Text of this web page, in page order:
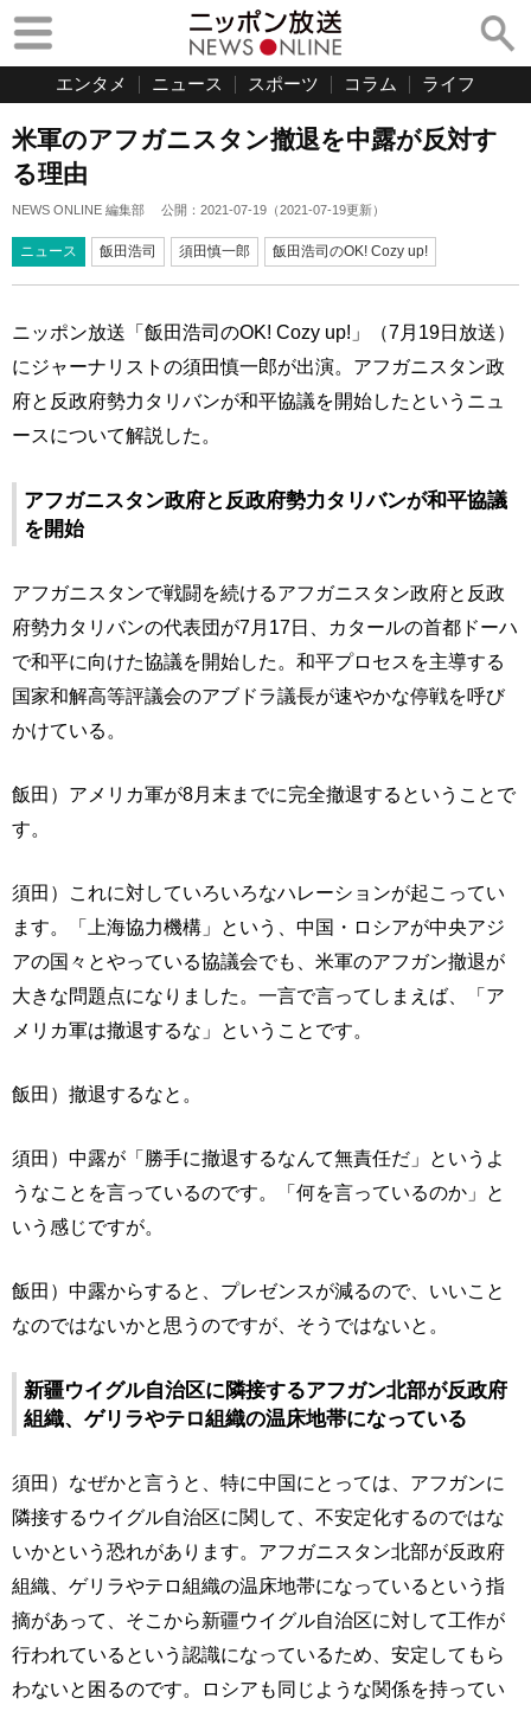
エンタメ ニュース スポーツ コラム ライフ
米軍のアフガニスタン撤退を中露が反対す
る理由
NEWS ONLINE 編集部 公開： 2021-07-19 （2021-07-19更新）
ニュース 飯田浩司 須田慎一郎 飯田浩司のOK! Cozy up!
ニッポン放送「飯田浩司のOK! Cozy up!」（7月19日放送）
にジャーナリストの須田慎一郎が出演。アフガニスタン政
府と反政府勢力タリバンが和平協議を開始したというニュ
ースについて解説した。
アフガニスタン政府と反政府勢力タリバンが和平協議
を開始
アフガニスタンで戦闘を続けるアフガニスタン政府と反政
府勢力タリバンの代表団が7月17日、カタールの首都ドーハ
で和平に向けた協議を開始した。和平プロセスを主導する
国家和解高等評議会のアブドラ議長が速やかな停戦を呼び
かけている。
飯田）アメリカ軍が8月末までに完全撤退するということで
す。
須田）これに対していろいろなハレーションが起こってい
ます。「上海協力機構」という、中国・ロシアが中央アジ
アの国々とやっている協議会でも、米軍のアフガン撤退が
大きな問題点になりました。一言で言ってしまえば、「ア
メリカ軍は撤退するな」ということです。
飯田）撤退するなと。
須田）中露が「勝手に撤退するなんて無責任だ」というよ
うなことを言っているのです。「何を言っているのか」と
いう感じですが。
飯田）中露からすると、プレゼンスが減るので、いいこと
なのではないかと思うのですが、そうではないと。
新疆ウイグル自治区に隣接するアフガン北部が反政府
組織、ゲリラやテロ組織の温床地帯になっている
須田）なぜかと言うと、特に中国にとっては、アフガンに
隣接するウイグル自治区に関して、不安定化するのではな
いかという恐れがあります。アフガニスタン北部が反政府
組織、ゲリラやテロ組織の温床地帯になっているという指
摘があって、そこから新疆ウイグル自治区に対して工作が
行われているという認識になっているため、安定してもら
わないと困るのです。ロシアも同じような関係を持ってい